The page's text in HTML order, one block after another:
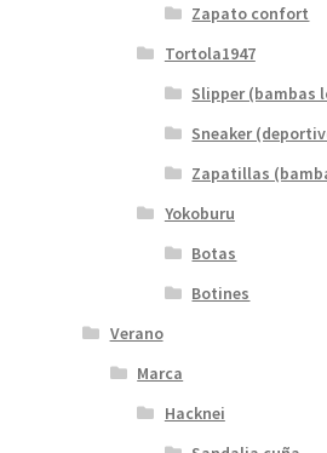
Zapato confort
Tortola1947
Slipper (bambas
Sneaker
Zapatillas
Yokoburu
Botas
Botines
Verano
Marca
Hacknei